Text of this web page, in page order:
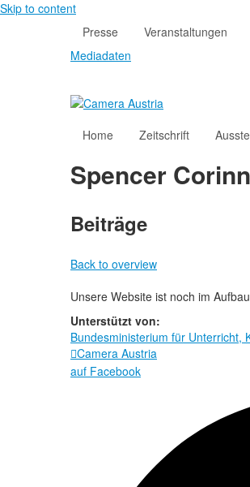
Skip to content
Presse
Veranstaltungen
Mediadaten
Home Zeitschrift
Spencer
Beiträge
Back to overview
Unsere Website ist noch im
Unterstützt von:
Bundesministerium für Unterricht,
Camera Austria
auf Facebook